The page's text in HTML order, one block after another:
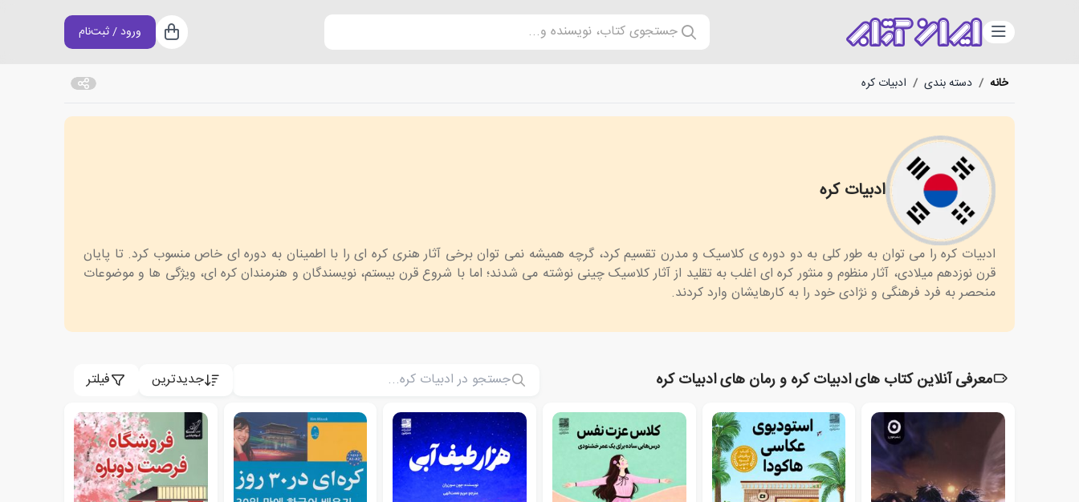
دسته‌بندی جستجوی کتاب، نویسنده و... سبد خرید
ورود / ثبت‌نام
خانه / دسته بندی / ادبیات کره
ادبیات کره
Korean literature
ادبیات کره را می توان به طور کلی به دو دوره ی کلاسیک و مدرن تقسیم کرد، گرچه همیشه نمی توان برخی آثار هنری کره ای را با اطمینان به دوره ای خاص منسوب کرد. تا پایان
قرن نوزدهم میلادی، آثار منظوم و منثور کره ای اغلب به تقلید از آثار کلاسیک چینی نوشته می شدند؛ اما با شروع قرن بیستم، نویسندگان و هنرمندان کره ای، ویژگی ها و موضوعات
منحصر به فرد فرهنگی و نژادی خود را به کارهایشان وارد کردند.
معرفی آنلاین کتاب های ادبیات کره و رمان های ادبیات کره جدیدترین فیلتر